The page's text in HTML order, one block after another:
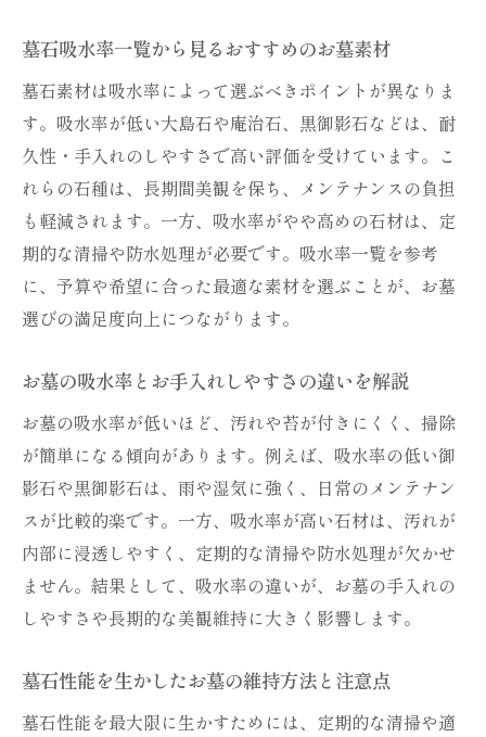
墓石吸水率一覧から見るおすすめのお墓素材
墓石素材は吸水率によって選ぶべきポイントが異なりま
す。吸水率が低い大島石や庵治石、黒御影石などは、耐
久性・手入れのしやすさで高い評価を受けています。こ
れらの石種は、長期間美観を保ち、メンテナンスの負担
も軽減されます。一方、吸水率がやや高めの石材は、定
期的な清掃や防水処理が必要です。吸水率一覧を参考
に、予算や希望に合った最適な素材を選ぶことが、お墓
選びの満足度向上につながります。
お墓の吸水率とお手入れしやすさの違いを解説
お墓の吸水率が低いほど、汚れや苔が付きにくく、掃除
が簡単になる傾向があります。例えば、吸水率の低い御
影石や黒御影石は、雨や湿気に強く、日常のメンテナン
スが比較的楽です。一方、吸水率が高い石材は、汚れが
内部に浸透しやすく、定期的な清掃や防水処理が欠かせ
ません。結果として、吸水率の違いが、お墓の手入れの
しやすさや長期的な美観維持に大きく影響します。
墓石性能を生かしたお墓の維持方法と注意点
墓石性能を最大限に生かすためには、定期的な清掃や適